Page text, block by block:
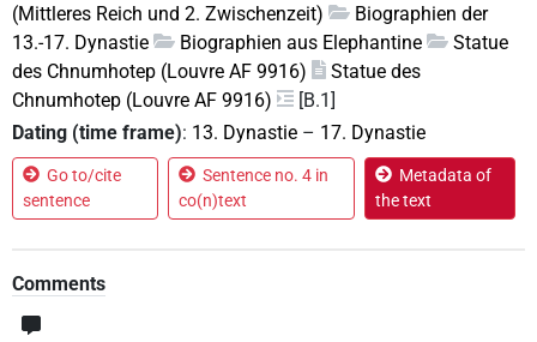
(Mittleres Reich und 2. Zwischenzeit)
Biographien der
13.-17. Dynastie
Biographien aus Elephantine
Statue
des Chnumhotep (Louvre AF 9916)
Statue des
Chnumhotep (Louvre AF 9916)
[B.1]
Dating (time frame): 13. Dynastie – 17. Dynastie
Go to/cite
sentence
Sentence no. 4 in
co(n)text
Metadata of
the text
Comments